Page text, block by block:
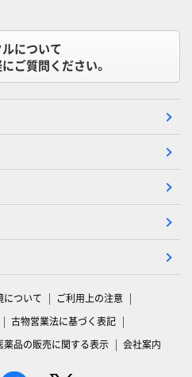
について
ご質問ください。
について
ご利用上の注意
古物営業法に基づく表記
薬品の販売に関する表示 会社案内